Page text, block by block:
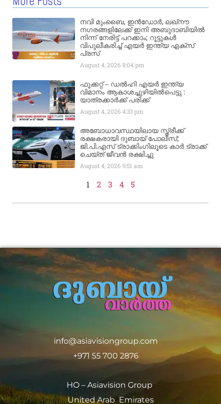
നവി മുംബൈ, ഇൻഡോർ, ലഖ്നൗ
നഗരങ്ങളിലേക്ക് ഇനി അബുദാബിയിൽ
നിന്ന് നേരിട്ട് പറക്കാം; റൂട്ടുകൾ
വിപുലീകരിച്ച് എയർ ഇന്ത്യ എക്സ്
പ്രസ്
August 4, 20268:04 pm
ഫൂക്കറ്റ് – ഡൽഹി എയര്‍ ഇന്ത്യ
വിമാനം ആകാശച്ചുഴിയില്‍പെട്ടു :
യാത്രക്കാര്‍ക്ക് പരിക്ക്
August 4, 20264:33 pm
അബോധാവസ്ഥയിലായ സ്ത്രീക്ക്
രക്ഷകരായി ദുബായ് പോലീസ്;
ജി.പി.എസ് ട്രാക്കിംഗിലൂടെ കാർ ട്രാക്ക്
ചെയ്ത് ജീവൻ രക്ഷിച്ചു
August 4, 20269:51 am
1 2 3 4 5
info@asiavisiongroup.com
+971 55 700 2876
HO – Asiavision Group
United Arab Emirates